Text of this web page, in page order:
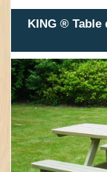
KING ® Table